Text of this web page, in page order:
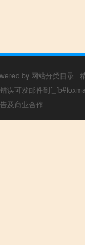
by 网站分类目录 |
误可发邮件到
及商业合作